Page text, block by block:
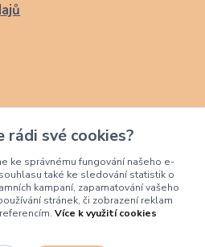
rádi své cookies?
ke správnému fungování našeho e-
také ke sledování statistik o
kampaní, zapamatování vašeho
stránek, či zobrazení reklam
Více k využití cookies